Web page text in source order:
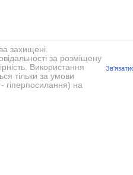
захищені.
за розміщену
Використання
тільки за умови
гіперпосилання) на